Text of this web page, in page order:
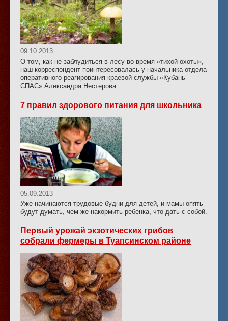
09.10.2013
О том, как не заблудиться в лесу во время «тихой охоты»,
наш корреспондент поинтересовалась у начальника отдела
оперативного реагирования краевой службы «Кубань-
СПАС» Александра Нестерова.
7 правил здорового питания для школьника
05.09.2013
Уже начинаются трудовые будни для детей, и мамы опять
будут думать, чем же накормить ребенка, что дать с собой.
Первый урожай экзотических грибов
собрали фермеры в Туапсинском районе